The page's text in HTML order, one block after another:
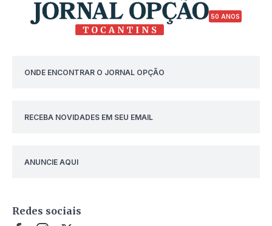
50 ANOS
ONDE ENCONTRAR O JORNAL OPÇÃO
RECEBA NOVIDADES EM SEU EMAIL
ANUNCIE AQUI
Redes sociais